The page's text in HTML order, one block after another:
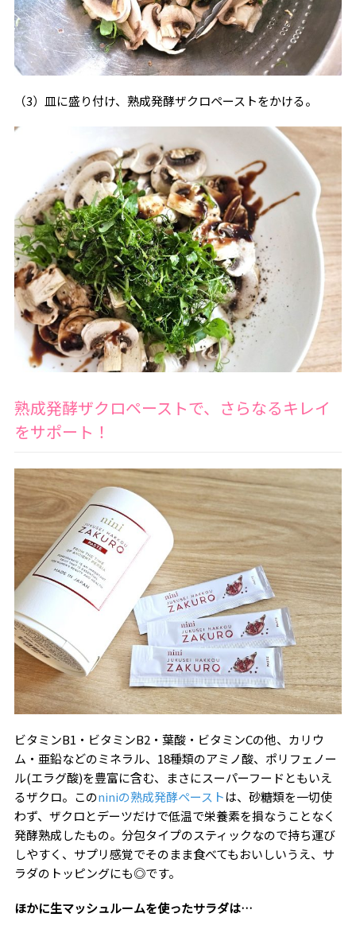
（3）皿に盛り付け、熟成発酵ザクロペーストをかける。
熟成発酵ザクロペーストで、さらなるキレイ
をサポート！
ビタミンB1・ビタミンB2・葉酸・ビタミンCの他、カリウ
ム・亜鉛などのミネラル、18種類のアミノ酸、ポリフェノー
ル(エラグ酸)を豊富に含む、まさにスーパーフードともいえ
るザクロ。このniniの熟成発酵ペーストは、砂糖類を一切使
わず、ザクロとデーツだけで低温で栄養素を損なうことなく
発酵熟成したもの。分包タイプのスティックなので持ち運び
しやすく、サプリ感覚でそのまま食べてもおいしいうえ、サ
ラダのトッピングにも◎です。
ほかに生マッシュルームを使ったサラダは…